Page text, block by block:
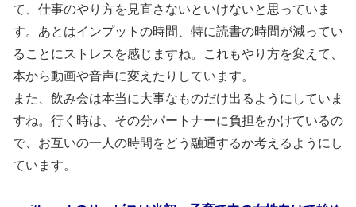
て、仕事のやり方を見直さないといけないと思っていま
す。あとはインプットの時間、特に読書の時間が減ってい
ることにストレスを感じますね。これもやり方を変えて、
本から動画や音声に変えたりしています。
また、飲み会は本当に大事なものだけ出るようにしていま
すね。行く時は、その分パートナーに負担をかけているの
で、お互いの一人の時間をどう融通するか考えるようにし
ています。